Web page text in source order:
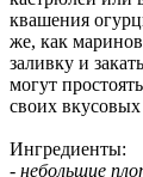
квашения
же, как
заливку и
могут
своих вкусовых
Ингредиенты:
- небольшие